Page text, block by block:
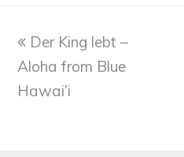
previous
post:
Der King lebt –
Aloha from Blue
Hawai’i